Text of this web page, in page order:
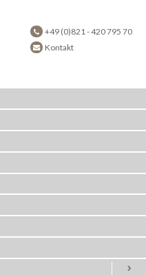
+49 (0)821 - 420 795 70
Kontakt